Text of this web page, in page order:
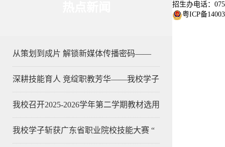
从策划到成片 解锁新媒体传播密码——
深耕技能育人 竞绽职教芳华——我校学子
我校召开2025-2026学年第二学期教材选用
我校学子斩获广东省职业院校技能大赛 “
招生办电话：
粤ICP备